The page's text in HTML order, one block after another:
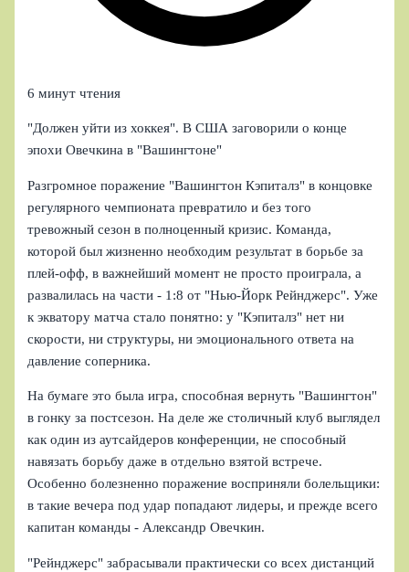
6 минут чтения
"Должен уйти из хоккея". В США заговорили о конце
эпохи Овечкина в "Вашингтоне"
Разгромное поражение "Вашингтон Кэпиталз" в концовке
регулярного чемпионата превратило и без того
тревожный сезон в полноценный кризис. Команда,
которой был жизненно необходим результат в борьбе за
плей-офф, в важнейший момент не просто проиграла, а
развалилась на части - 1:8 от "Нью-Йорк Рейнджерс". Уже
к экватору матча стало понятно: у "Кэпиталз" нет ни
скорости, ни структуры, ни эмоционального ответа на
давление соперника.
На бумаге это была игра, способная вернуть "Вашингтон"
в гонку за постсезон. На деле же столичный клуб выглядел
как один из аутсайдеров конференции, не способный
навязать борьбу даже в отдельно взятой встрече.
Особенно болезненно поражение восприняли болельщики:
в такие вечера под удар попадают лидеры, и прежде всего
капитан команды - Александр Овечкин.
"Рейнджерс" забрасывали практически со всех дистанций